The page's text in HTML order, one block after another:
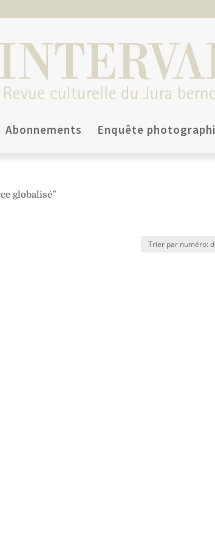
Abonnements Enquête
globalisé”